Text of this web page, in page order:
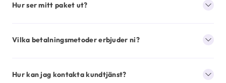
Hur ser mitt paket ut?
Vilka betalningsmetoder erbjuder ni?
Hur kan jag kontakta kundtjänst?